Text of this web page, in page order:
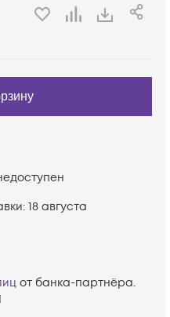
18 августа
от банка-партнёра.